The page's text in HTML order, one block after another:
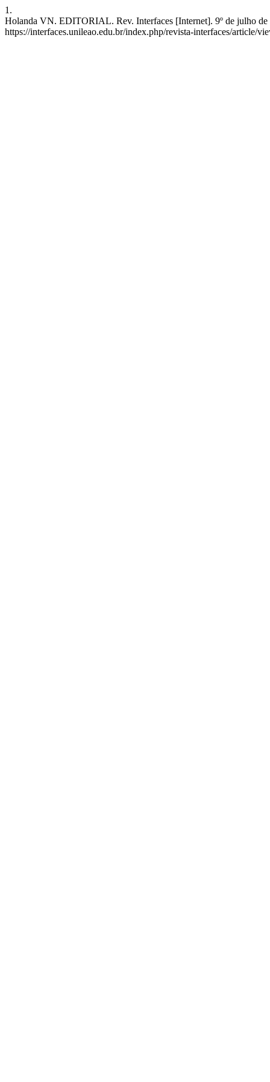
1.
Holanda VN. EDITORIAL. Rev. Interfaces [Internet]. 9º de julho
https://interfaces.unileao.edu.br/index.php/revista-interfaces/article/